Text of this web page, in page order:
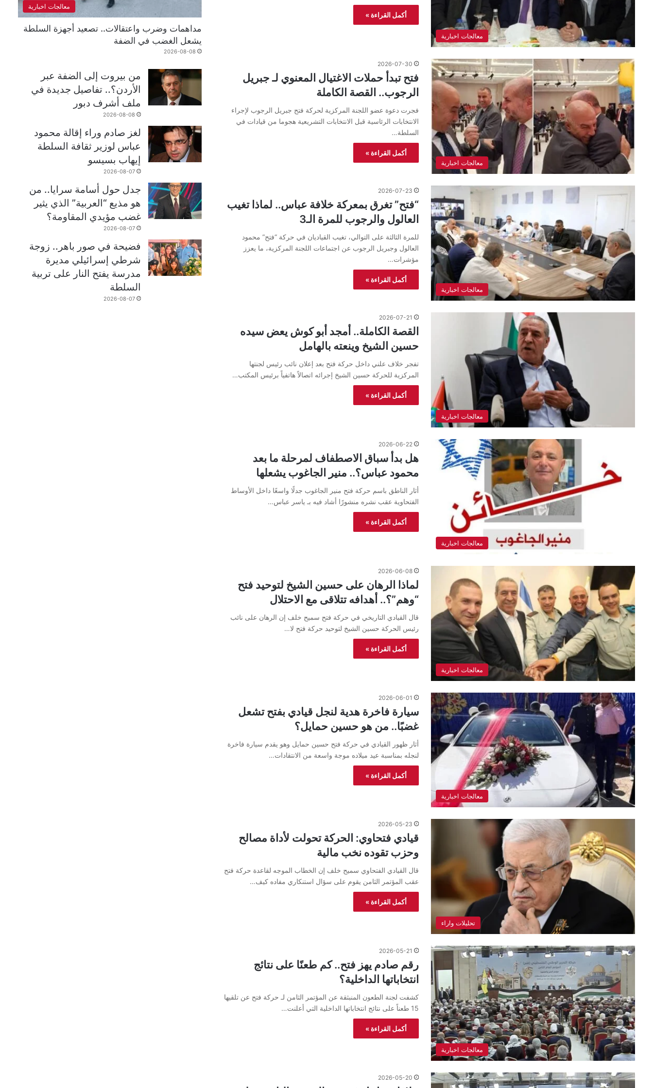
معالجات اخبارية
أكمل القراءة »
معالجات اخبارية
2026-07-30
فتح تبدأ حملات الاغتيال المعنوي لـ جبريل
الرجوب.. القصة الكاملة
فجرت دعوة عضو اللجنة المركزية لحركة فتح جبريل الرجوب لإجراء
الانتخابات الرئاسية قبل الانتخابات التشريعية هجوما من قيادات في
السلطة…
أكمل القراءة »
معالجات اخبارية
2026-07-23
“فتح” تغرق بمعركة خلافة عباس.. لماذا تغيب
العالول والرجوب للمرة الـ3
للمرة الثالثة على التوالي، تغيب القياديان في حركة “فتح” محمود
العالول وجبريل الرجوب عن اجتماعات اللجنة المركزية، ما يعزز
مؤشرات…
أكمل القراءة »
معالجات اخبارية
2026-07-21
القصة الكاملة.. أمجد أبو كوش يعض سيده
حسين الشيخ وينعته بالهامل
تفجر خلاف علني داخل حركة فتح بعد إعلان نائب رئيس لجنتها
المركزية للحركة حسين الشيخ إجرائه اتصالاً هاتفياً برئيس المكتب…
أكمل القراءة »
معالجات اخبارية
2026-06-22
هل بدأ سباق الاصطفاف لمرحلة ما بعد
محمود عباس؟.. منير الجاغوب يشعلها
أثار الناطق باسم حركة فتح منير الجاغوب جدلًا واسعًا داخل الأوساط
الفتحاوية عقب نشره منشورًا أشاد فيه بـ ياسر عباس…
أكمل القراءة »
معالجات اخبارية
2026-06-08
لماذا الرهان على حسين الشيخ لتوحيد فتح
“وهم”؟.. أهدافه تتلاقى مع الاحتلال
قال القيادي التاريخي في حركة فتح سميح خلف إن الرهان على نائب
رئيس الحركة حسين الشيخ لتوحيد حركة فتح لا…
أكمل القراءة »
معالجات اخبارية
2026-06-01
سيارة فاخرة هدية لنجل قيادي بفتح تشعل
غضبًا.. من هو حسين حمايل؟
أثار ظهور القيادي في حركة فتح حسين حمايل وهو يقدم سيارة فاخرة
لنجله بمناسبة عيد ميلاده موجة واسعة من الانتقادات…
أكمل القراءة »
تحليلات واراء
2026-05-23
قيادي فتحاوي: الحركة تحولت لأداة مصالح
وحزب تقوده نخب مالية
قال القيادي الفتحاوي سميح خلف إن الخطاب الموجه لقاعدة حركة فتح
عقب المؤتمر الثامن يقوم على سؤال استنكاري مفاده كيف…
أكمل القراءة »
معالجات اخبارية
2026-05-21
رقم صادم يهز فتح.. كم طعنًا على نتائج
انتخاباتها الداخلية؟
كشفت لجنة الطعون المنبثقة عن المؤتمر الثامن لـ حركة فتح عن تلقيها
15 طعناً على نتائج انتخاباتها الداخلية التي أعلنت…
أكمل القراءة »
2026-05-20
معالجات اخبارية
مداهمات وضرب واعتقالات.. تصعيد أجهزة السلطة
يشعل الغضب في الضفة
2026-08-08
من بيروت إلى الضفة عبر
الأردن؟.. تفاصيل جديدة في
ملف أشرف دبور
2026-08-08
لغز صادم وراء إقالة محمود
عباس لوزير ثقافة السلطة
إيهاب بسيسو
2026-08-07
جدل حول أسامة سرايا.. من
هو مذيع “العربية” الذي يثير
غضب مؤيدي المقاومة؟
2026-08-07
فضيحة في صور باهر.. زوجة
شرطي إسرائيلي مديرة
مدرسة يفتح النار على تربية
السلطة
2026-08-07